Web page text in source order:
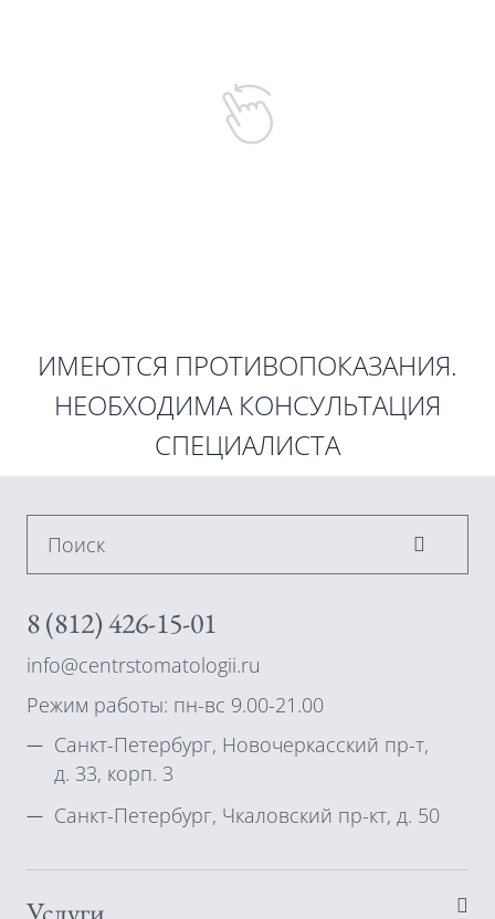
ИМЕЮТСЯ ПРОТИВОПОКАЗАНИЯ.
НЕОБХОДИМА КОНСУЛЬТАЦИЯ
СПЕЦИАЛИСТА
Поиск
8 (812) 426-15-01
info@centrstomatologii.ru
Режим работы: пн-вс 9.00-21.00
Санкт-Петербург, Новочеркасский пр-т,
д. 33, корп. 3
Санкт-Петербург, Чкаловский пр-кт, д. 50